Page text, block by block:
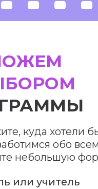
Проект Chexov Travel стал
победителем конкурса
туристических стартапов
Moscow Travel Hub 2020
Комитета по туризму Москвы